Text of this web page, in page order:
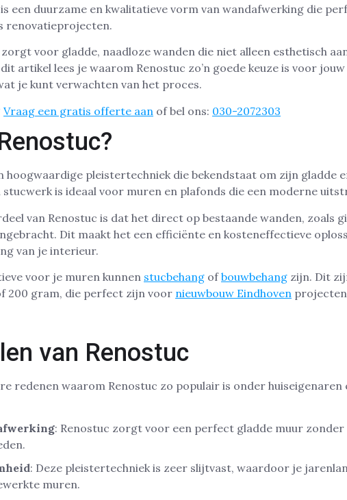
een duurzame en kwalitatieve vorm van wandafwerking die
renovatieprojecten.
voor gladde, naadloze wanden die niet alleen esthetisch
artikel lees je waarom Renostuc zo’n goede keuze is voor
je kunt verwachten van het proces.
Vraag een gratis offerte aan of bel ons: 030-2072303
hoogwaardige pleistertechniek die bekendstaat om zijn gladde
stucwerk is ideaal voor muren en plafonds die een moderne
van Renostuc is dat het direct op bestaande wanden, zoals
Dit maakt het een efficiënte en kosteneffectieve
van je interieur.
voor je muren kunnen stucbehang ofbouwbehang zijn. Dit
200 gram, die perfect zijn voor nieuwbouw Eindhoven
van Renostuc
redenen waarom Renostuc zo populair is onder huiseigenaren
: Renostuc zorgt voor een perfect gladde muur zonder
: Deze pleistertechniek is zeer slijtvast, waardoor je
muren.